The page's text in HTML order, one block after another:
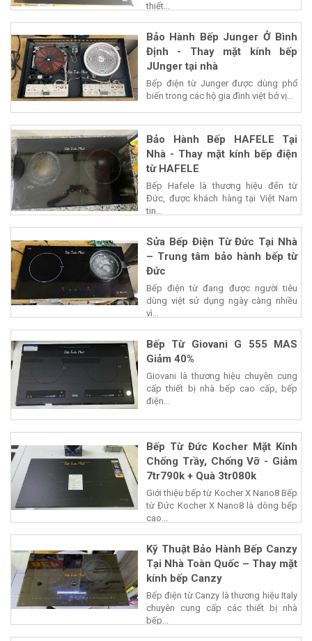
thiết...
Bảo Hành Bếp Junger Ở Bình
Định - Thay mặt kính bếp
JUnger tại nhà
Bếp điện từ Junger được dùng phổ
biến trong các hộ gia đình việt bở vị...
Bảo Hành Bếp HAFELE Tại
Nhà - Thay mặt kính bếp điện
từ HAFELE
Bếp Hafele là thương hiệu đến từ
Đức, được khách hàng tại Việt Nam
tin...
Sửa Bếp Điện Từ Đức Tại Nhà
– Trung tâm bảo hành bếp từ
Đức
Bếp điện từ đang được người tiêu
dùng việt sử dụng ngày càng nhiều
vì...
Bếp Từ Giovani G 555 MAS
Giảm 40%
Giovani là thương hiệu chuyên cung
cấp thiết bị nhà bếp cao cấp, bếp
điện...
Bếp Từ Đức Kocher Mặt Kính
Chống Trầy, Chống Vỡ - Giảm
7tr790k + Quà 3tr080k
Giới thiệu bếp từ Kocher X Nano8 Bếp
từ Đức Kocher X Nano8 là dòng bếp
cao...
Kỹ Thuật Bảo Hành Bếp Canzy
Tại Nhà Toàn Quốc – Thay mặt
kính bếp Canzy
Bếp điện từ Canzy là thương hiệu Italy
chuyên cung cấp các thiết bị nhà
bếp...